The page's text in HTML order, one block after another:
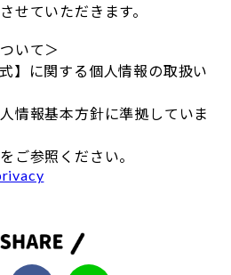
せていただきます。
いて＞
】に関する個人情報の取扱い
情報基本方針に準拠していま
ご参照ください。